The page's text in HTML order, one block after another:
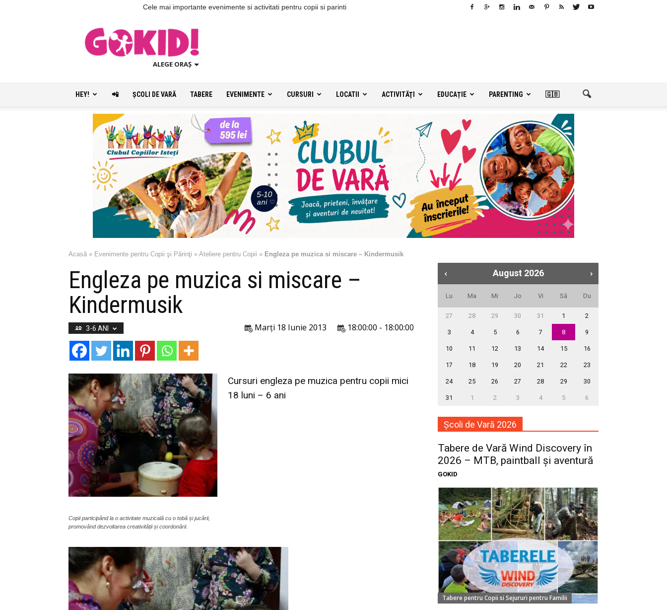
Cele mai importante evenimente si activitati pentru copii si parinti
ALEGE ORAȘ
HEY! 📲 ŞCOLI DE VARĂ TABERE EVENIMENTE CURSURI LOCATII ACTIVITĂŢI EDUCAȚIE PARENTING 🇬🇧
Acasă » Evenimente pentru Copii şi Părinţi » Ateliere pentru Copii » Engleza pe muzica si miscare – Kindermusik
Engleza pe muzica si miscare –
Kindermusik
3-6 ANI 18:00:00 - 18:00:00
Marți 18 Iunie 2013
Copii participând la o activitate muzicală cu o tobă și jucării,
promovând dezvoltarea creativității și coordonării.
Cursuri engleza pe muzica pentru copii mici
18 luni – 6 ani
August 2026
Lu Ma Mi Jo Vi Sâ Du
27 28 29 30 31 1 2
3 4 5 6 7 8 9
10 11 12 13 14 15 16
17 18 19 20 21 22 23
24 25 26 27 28 29 30
31 1 2 3 4 5 6
Școli de Vară 2026
Tabere de Vară Wind Discovery în
2026 – MTB, paintball și aventură
GOKID
Tabere pentru Copii si Sejururi pentru Familii